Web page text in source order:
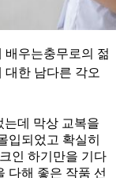
배우는충무로의 젊
대한 남다른 각오
는데 막상 교복을
입되었고 확실히
인 하기만을 기다
다해 좋은 작품 선